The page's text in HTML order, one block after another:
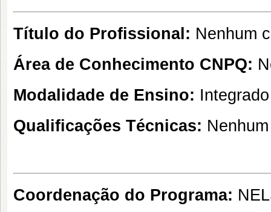
Título do Profissional: Nenhum
Área de Conhecimento CNPQ:
Modalidade de Ensino: Integrado
Qualificações Técnicas:
Coordenação do Programa: